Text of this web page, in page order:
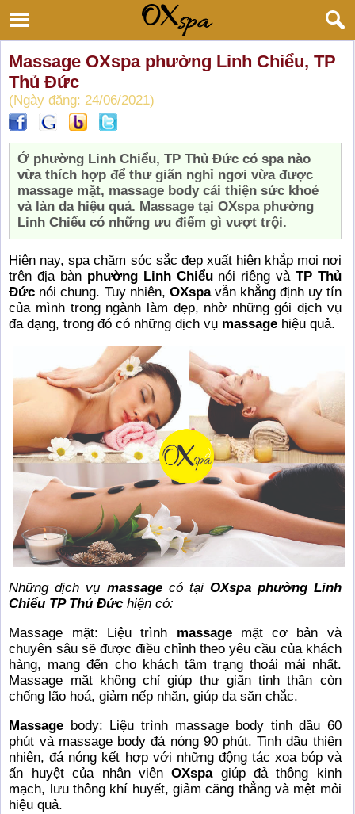
Massage OXspa phường Linh Chiểu, TP
Thủ Đức
(Ngày đăng: 24/06/2021)
Ở phường Linh Chiểu, TP Thủ Đức có spa nào
vừa thích hợp để thư giãn nghỉ ngơi vừa được
massage mặt, massage body cải thiện sức khoẻ
và làn da hiệu quả. Massage tại OXspa phường
Linh Chiểu có những ưu điểm gì vượt trội.
Hiện nay, spa chăm sóc sắc đẹp xuất hiện khắp mọi nơi
trên địa bàn phường Linh Chiểu nói riêng và TP Thủ
Đức nói chung. Tuy nhiên, OXspa vẫn khẳng định uy tín
của mình trong ngành làm đẹp, nhờ những gói dịch vụ
đa dạng, trong đó có những dịch vụ massage hiệu quả.
Những dịch vụ massage có tại OXspa phường Linh
Chiểu TP Thủ Đức hiện có:
Massage mặt: Liệu trình massagemặt cơ bản và
chuyên sâu sẽ được điều chỉnh theo yêu cầu của khách
hàng, mang đến cho khách tâm trạng thoải mái nhất.
Massage mặt không chỉ giúp thư giãn tinh thần còn
chống lão hoá, giảm nếp nhăn, giúp da săn chắc.
Massage body: Liệu trình massage body tinh dầu 60
phút và massage body đá nóng 90 phút. Tinh dầu thiên
nhiên, đá nóng kết hợp với những động tác xoa bóp và
ấn huyệt của nhân viênOXspagiúp đả thông kinh
mạch, lưu thông khí huyết, giảm căng thẳng và mệt mỏi
hiệu quả.